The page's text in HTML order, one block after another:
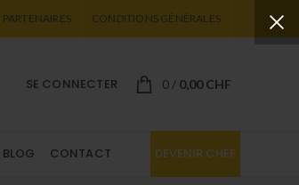
PARTENAIRES CONDITIONS GÉNÉRALES
SE CONNECTER 0 / 0,00CHF
BLOG CONTACT DEVENIR CHEF